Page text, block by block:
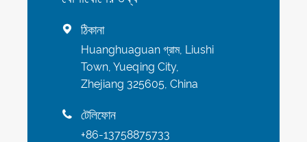
 ঠিকানা
Huanghuaguan গ্রাম, Liushi
Town, Yueqing City,
Zhejiang 325605, China
 টেলিফোন
+86-13758875733